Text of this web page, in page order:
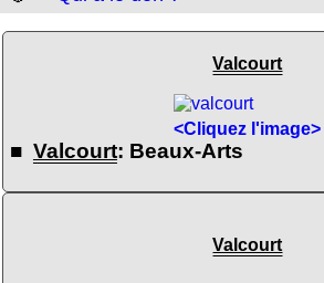
Valcourt
<Cliquez l'image>
■ Valcourt: Beaux-Arts
Valcourt